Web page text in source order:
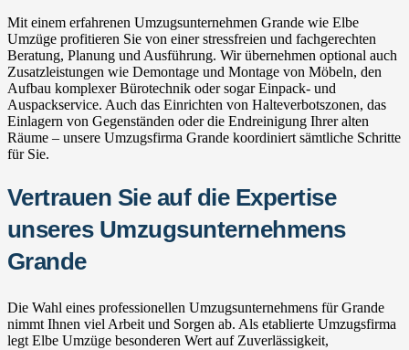
Mit einem erfahrenen Umzugsunternehmen Grande wie Elbe
Umzüge profitieren Sie von einer stressfreien und fachgerechten
Beratung, Planung und Ausführung. Wir übernehmen optional auch
Zusatzleistungen wie Demontage und Montage von Möbeln, den
Aufbau komplexer Bürotechnik oder sogar Einpack- und
Auspackservice. Auch das Einrichten von Halteverbotszonen, das
Einlagern von Gegenständen oder die Endreinigung Ihrer alten
Räume – unsere Umzugsfirma Grande koordiniert sämtliche Schritte
für Sie.
Vertrauen Sie auf die Expertise
unseres Umzugsunternehmens
Grande
Die Wahl eines professionellen Umzugsunternehmens für Grande
nimmt Ihnen viel Arbeit und Sorgen ab. Als etablierte Umzugsfirma
legt Elbe Umzüge besonderen Wert auf Zuverlässigkeit,